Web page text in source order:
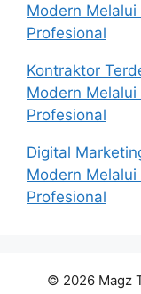
Modern
Profesional
Kontraktor
Modern
Profesional
Digital
Modern
Profesional
© 2026 Magz